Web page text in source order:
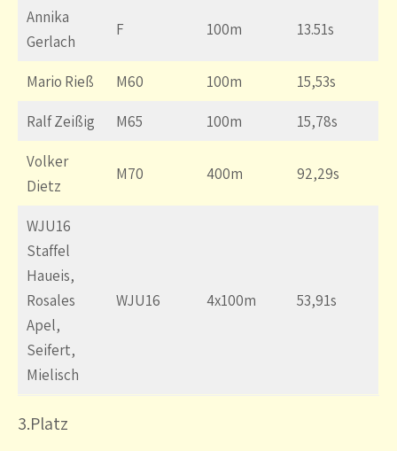
Annika
Gerlach
F 100m 13.51s
Mario Rieß M60 100m 15,53s
Ralf Zeißig M65 100m 15,78s
Volker
Dietz
M70 400m 92,29s
WJU16
Staffel
Haueis,
Rosales
Apel,
Seifert,
Mielisch
WJU16 4x100m 53,91s
3.Platz